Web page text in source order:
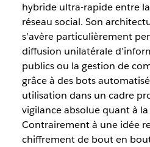
hybride ultra-rapide entre
réseau social. Son
s’avère particulièrement
diffusion unilatérale
publics ou la gestion de
grâce à des bots
utilisation dans un cadre
vigilance absolue quant à
Contrairement à une idée
chiffrement de bout en bout